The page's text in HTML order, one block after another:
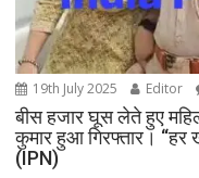
19th July 2025 Editor
बीस हजार घूस लेते हुए
कुमार हुआ गिरफ्तार। “हर
(IPN)